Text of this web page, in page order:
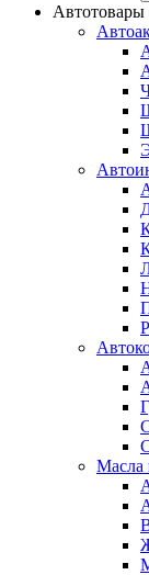
Автотовары
Масла